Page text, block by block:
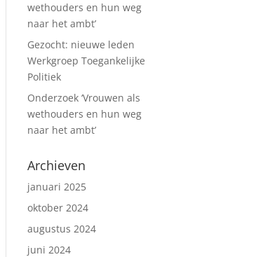
wethouders en hun weg
naar het ambt’
Gezocht: nieuwe leden
Werkgroep Toegankelijke
Politiek
Onderzoek ‘Vrouwen als
wethouders en hun weg
naar het ambt’
Archieven
januari 2025
oktober 2024
augustus 2024
juni 2024